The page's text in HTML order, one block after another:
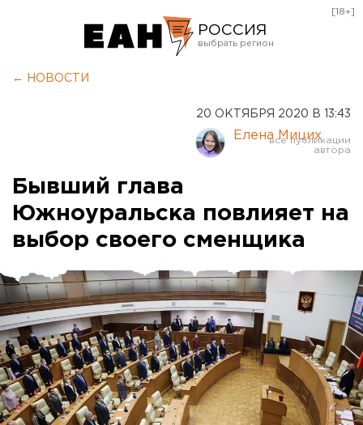
РОССИЯ
Курган
Оренбург
[18+]
← НОВОСТИ
20 ОКТЯБРЯ 2020 В 13:43
Елена Мицих
Бывший глава
Южноуральска повлияет на
выбор своего сменщика